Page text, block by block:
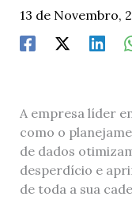
13 de Novembro,
A empresa líder
como o
de dados
desperdício e
de toda a sua